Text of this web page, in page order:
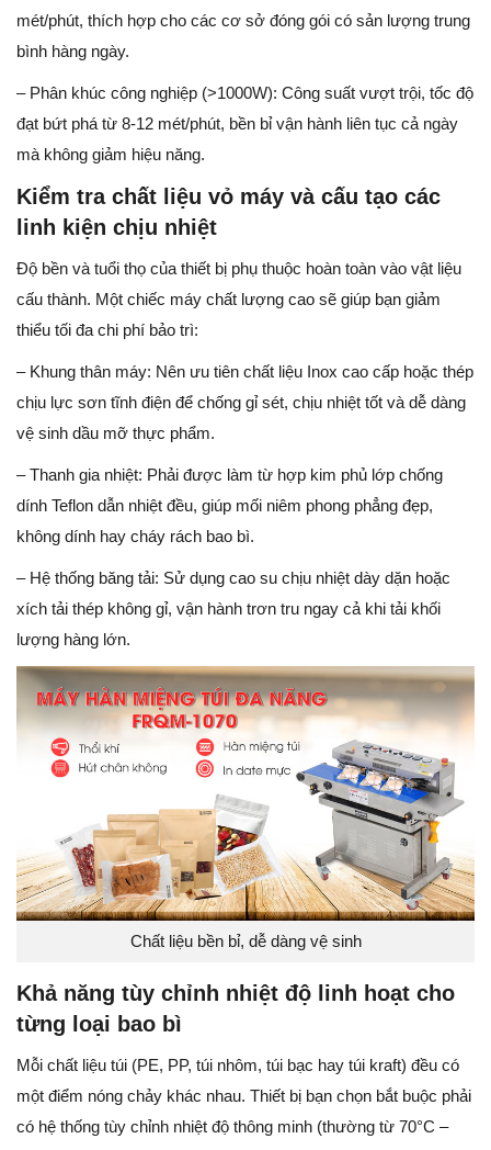
mét/phút, thích hợp cho các cơ sở đóng gói có sản lượng trung
bình hàng ngày.
– Phân khúc công nghiệp (>1000W): Công suất vượt trội, tốc độ
đạt bứt phá từ 8-12 mét/phút, bền bỉ vận hành liên tục cả ngày
mà không giảm hiệu năng.
Kiểm tra chất liệu vỏ máy và cấu tạo các
linh kiện chịu nhiệt
Độ bền và tuổi thọ của thiết bị phụ thuộc hoàn toàn vào vật liệu
cấu thành. Một chiếc máy chất lượng cao sẽ giúp bạn giảm
thiểu tối đa chi phí bảo trì:
– Khung thân máy: Nên ưu tiên chất liệu Inox cao cấp hoặc thép
chịu lực sơn tĩnh điện để chống gỉ sét, chịu nhiệt tốt và dễ dàng
vệ sinh dầu mỡ thực phẩm.
– Thanh gia nhiệt: Phải được làm từ hợp kim phủ lớp chống
dính Teflon dẫn nhiệt đều, giúp mối niêm phong phẳng đẹp,
không dính hay cháy rách bao bì.
– Hệ thống băng tải: Sử dụng cao su chịu nhiệt dày dặn hoặc
xích tải thép không gỉ, vận hành trơn tru ngay cả khi tải khối
lượng hàng lớn.
Chất liệu bền bỉ, dễ dàng vệ sinh
Khả năng tùy chỉnh nhiệt độ linh hoạt cho
từng loại bao bì
Mỗi chất liệu túi (PE, PP, túi nhôm, túi bạc hay túi kraft) đều có
một điểm nóng chảy khác nhau. Thiết bị bạn chọn bắt buộc phải
có hệ thống tùy chỉnh nhiệt độ thông minh (thường từ 70°C –